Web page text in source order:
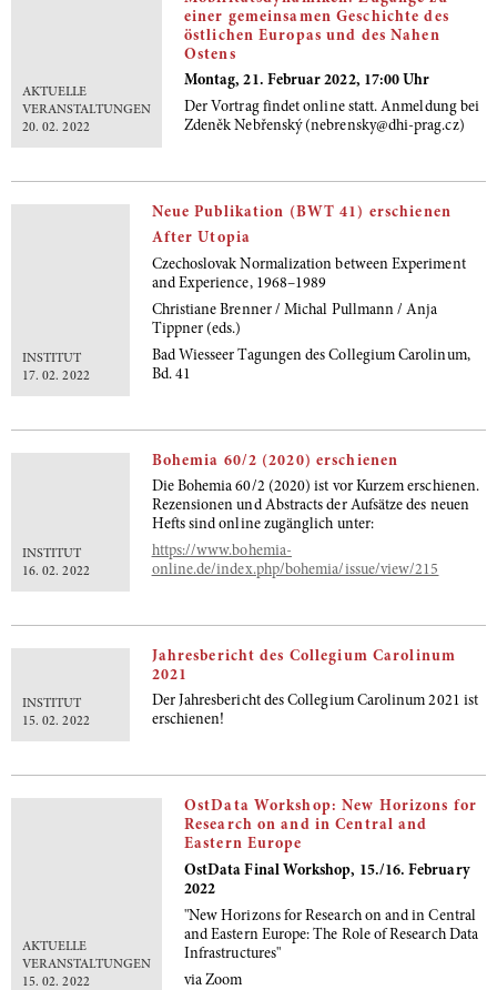
AKTUELLE
VERANSTALTUNGEN
20. 02. 2022
einer gemeinsamen Geschichte des
östlichen Europas und des Nahen
Ostens
Montag, 21. Februar 2022, 17:00 Uhr
Der Vortrag findet online statt. Anmeldung bei
Zdeněk Nebřenský (nebrensky@dhi-prag.cz)
INSTITUT
17. 02. 2022
Neue Publikation (BWT 41) erschienen
After Utopia
Czechoslovak Normalization between Experiment
and Experience, 1968–1989
Christiane Brenner / Michal Pullmann / Anja
Tippner (eds.)
Bad Wiesseer Tagungen des Collegium Carolinum,
Bd. 41
INSTITUT
16. 02. 2022
Bohemia 60/2 (2020) erschienen
Die Bohemia 60/2 (2020) ist vor Kurzem erschienen.
Rezensionen und Abstracts der Aufsätze des neuen
Hefts sind online zugänglich unter:
https://www.bohemia-
online.de/index.php/bohemia/issue/view/215
INSTITUT
15. 02. 2022
Jahresbericht des Collegium Carolinum
2021
Der Jahresbericht des Collegium Carolinum 2021 ist
erschienen!
AKTUELLE
VERANSTALTUNGEN
15. 02. 2022
OstData Workshop: New Horizons for
Research on and in Central and
Eastern Europe
OstData Final Workshop, 15./16. February
2022
"New Horizons for Research on and in Central
and Eastern Europe: The Role of Research Data
Infrastructures"
via Zoom